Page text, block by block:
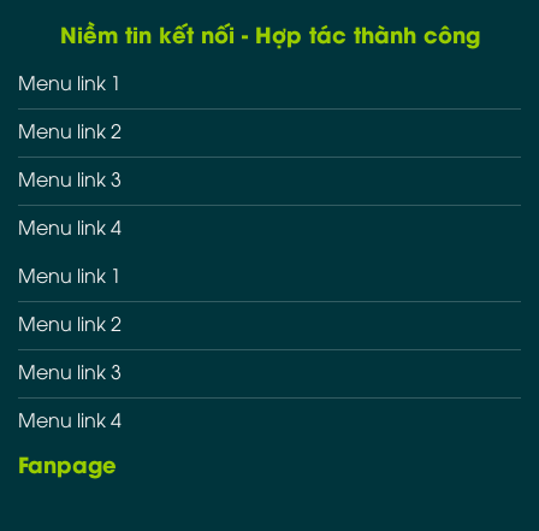
Niềm tin kết nối - Hợp tác thành công
Menu link 1
Menu link 2
Menu link 3
Menu link 4
Menu link 1
Menu link 2
Menu link 3
Menu link 4
Fanpage